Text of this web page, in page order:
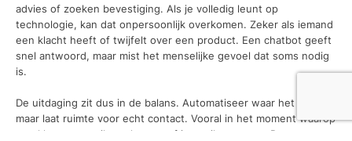
advies of zoeken bevestiging. Als je volledig leunt op
technologie, kan dat onpersoonlijk overkomen. Zeker als iemand
een klacht heeft of twijfelt over een product. Een chatbot geeft
snel antwoord, maar mist het menselijke gevoel dat soms nodig
is.
De uitdaging zit dus in de balans. Automatiseer waar het kan,
maar laat ruimte voor echt contact. Vooral in het moment waarop
een klant even wil overleggen of iets wil navragen. Daarmee